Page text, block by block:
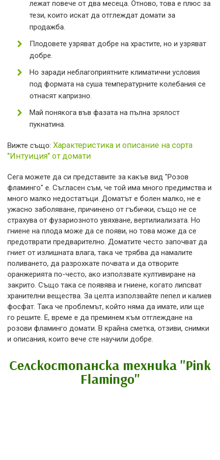
лежат повече от два месеца. Отново, това е плюс за
тези, които искат да отглеждат домати за
продажба.
Плодовете узряват добре на храстите, но и узряват
добре.
Но заради неблагоприятните климатични условия
под формата на суша температурните колебания се
отнасят капризно.
Май понякога във фазата на пълна зрялост
пукнатина.
Вижте също: Характеристика и описание на сорта
"Интуиция" от домати
Сега можете да си представите за какъв вид "Розов
фламинго" е. Съгласен съм, че той има много предимства и
много малко недостатъци. Доматът е болен малко, не е
ужасно заболяване, причинено от гъбички, също не се
страхува от фузариозното увяхване, вертилиализата. Но
гниене на плода може да се появи, но това може да се
предотврати предварително. Доматите често започват да
гниет от излишната влага, така че трябва да намалите
поливането, да разрохкате почвата и да отворите
оранжерията по-често, ако използвате култивиране на
закрито. Също така се появява и гниене, когато липсват
хранителни вещества. За целта използвайте пепел и калиев
фосфат. Така че проблемът, който няма да имате, или ще
го решите. Е, време е да преминем към отглеждане на
розови фламинго домати. В крайна сметка, отзиви, снимки
и описания, които вече сте научили добре.
Селскостопанска техника "Pink
Flamingo"